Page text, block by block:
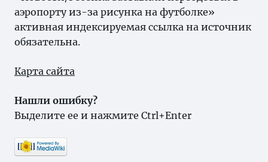
аэропорту из-за рисунка на футболке»
активная индексируемая ссылка на источник
обязательна.
Карта сайта
Нашли ошибку?
Выделите ее и нажмите Ctrl+Enter